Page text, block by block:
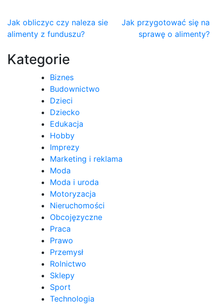
Nawigacja
wpisu
Jak obliczyc czy naleza sie
alimenty z funduszu?
Jak przygotować się na
sprawę o alimenty?
Kategorie
Biznes
Budownictwo
Dzieci
Dziecko
Edukacja
Hobby
Imprezy
Marketing i reklama
Moda
Moda i uroda
Motoryzacja
Nieruchomości
Obcojęzyczne
Praca
Prawo
Przemysł
Rolnictwo
Sklepy
Sport
Technologia